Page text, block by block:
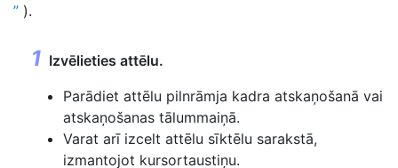
).
Izvēlieties attēlu.
Parādiet attēlu pilnrāmja kadra atskaņošanā vai
atskaņošanas tālummaiņā.
Varat arī izcelt attēlu sīktēlu sarakstā,
izmantojot kursortaustiņu.